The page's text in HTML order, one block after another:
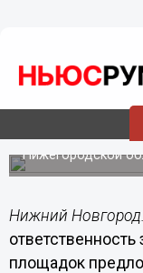
предложили
Вопрос
обсуждался на
Нижегородской
Нижний
площадок